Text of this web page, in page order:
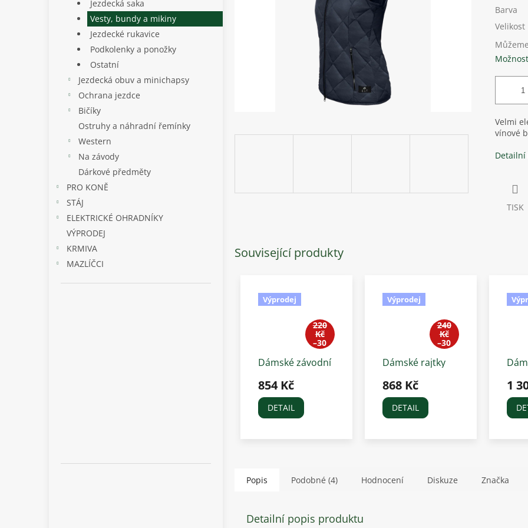
Jezdecká saka
Vesty, bundy a mikiny
Jezdecké rukavice
Podkolenky a ponožky
Ostatní
Jezdecká obuv a minichapsy
Ochrana jezdce
Bičíky
Ostruhy a náhradní řemínky
Western
Na závody
Dárkové předměty
PRO KONĚ
STÁJ
ELEKTRICKÉ OHRADNÍKY
VÝPRODEJ
KRMIVA
MAZLÍČCI
Barva
Velikost
Velmi
vínové
TISK
Související produkty
Výprodej
220
Kč
–30
%
Dámské závodní
Sport, bílé
854 Kč
DETAIL
Výprodej
240
Kč
–30
%
Dámské rajtky
gripem, tmavě
šedé
868 Kč
DETAIL
ELT
44
1
Popis Podobné (4) Hodnocení Diskuze Značka
Detailní popis produktu